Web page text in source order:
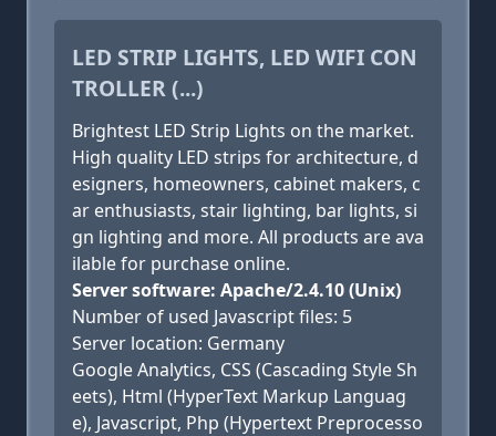
LED STRIP LIGHTS, LED WIFI CON
TROLLER (...)
Brightest LED Strip Lights on the market.
High quality LED strips for architecture, d
esigners, homeowners, cabinet makers, c
ar enthusiasts, stair lighting, bar lights, si
gn lighting and more. All products are ava
ilable for purchase online.
Server software: Apache/2.4.10 (Unix)
Number of used Javascript files: 5
Server location: Germany
Google Analytics, CSS (Cascading Style Sh
eets), Html (HyperText Markup Languag
e), Javascript, Php (Hypertext Preprocesso